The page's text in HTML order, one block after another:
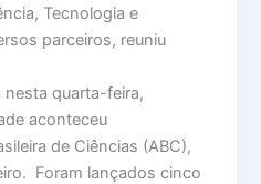
Tecnologia e
parceiros, reuniu
quarta-feira,
aconteceu
de Ciências (ABC),
Foram lançados cinco